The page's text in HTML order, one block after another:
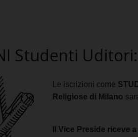
Studenti
Le iscrizioni come
Religiose di Milano
Il Vice Preside riceve